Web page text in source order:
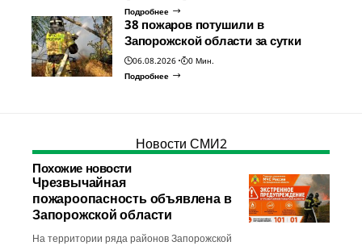
Подробнее
38 пожаров потушили в
Запорожской области за сутки
06.08.2026
0 Мин.
Подробнее
Новости СМИ2
Похожие новости
Чрезвычайная
пожароопасность объявлена в
Запорожской области
На территории ряда районов Запорожской